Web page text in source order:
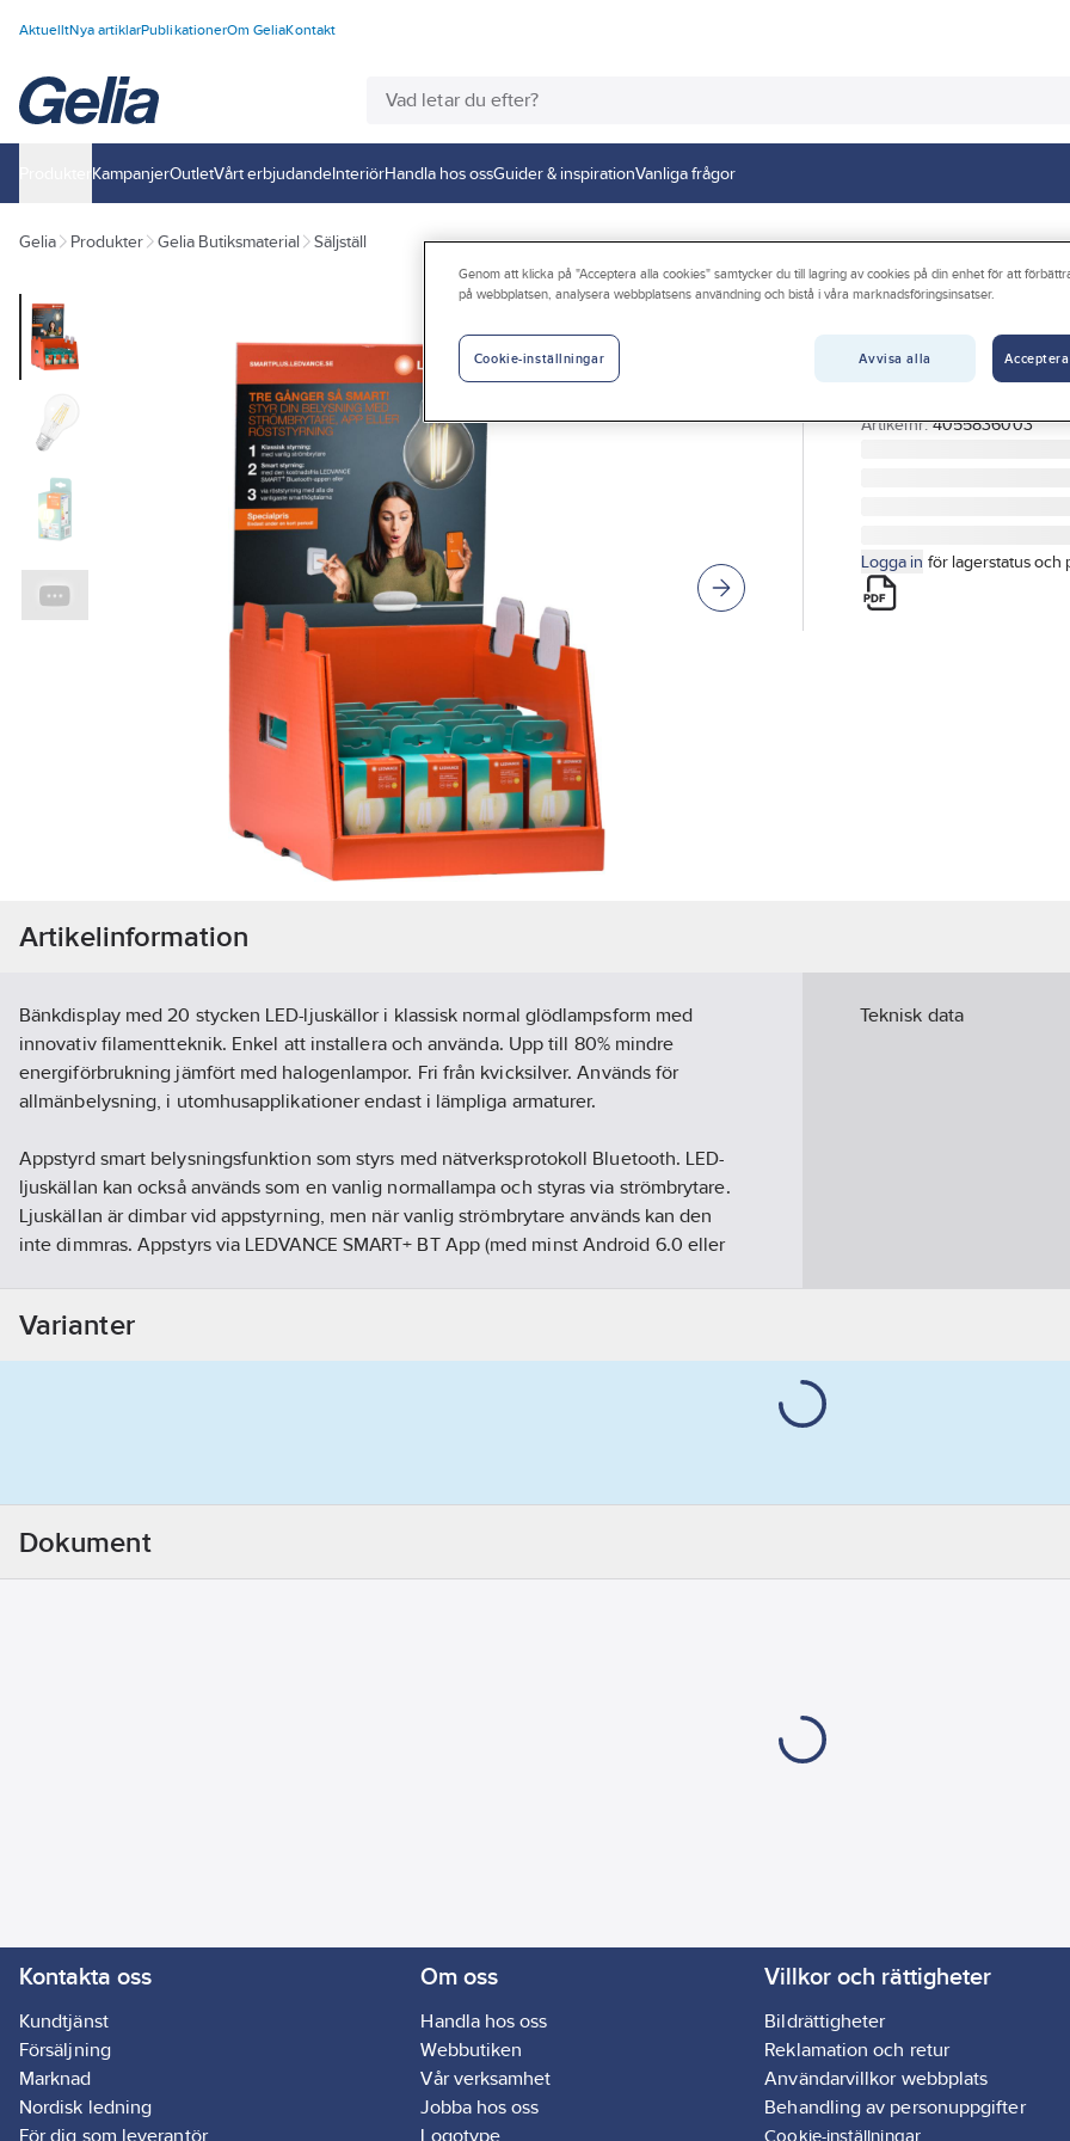
AktuelltNya artiklarPublikationerOm GeliaKontakt
KampanjerOutletVårt erbjudandeInteriörHandla hos ossGuider & inspirationVanliga frågor
Gelia Produkter Gelia Butiksmaterial Säljställ
LEDVANCE
Bänkdisplay,
Dimmable,
Artikelnr: 4055836003
Logga in för lagerstatus och
Artikelinformation
Bänkdisplay med 20 stycken LED-ljuskällor i klassisk normal glödlampsform med
innovativ filamentteknik. Enkel att installera och använda. Upp till 80% mindre
energiförbrukning jämfört med halogenlampor. Fri från kvicksilver. Används för
allmänbelysning, i utomhusapplikationer endast i lämpliga armaturer.
Appstyrd smart belysningsfunktion som styrs med nätverksprotokoll Bluetooth. LED-
ljuskällan kan också används som en vanlig normallampa och styras via strömbrytare.
Ljuskällan är dimbar vid appstyrning, men när vanlig strömbrytare används kan den
inte dimmras. Appstyrs via LEDVANCE SMART+ BT App (med minst Android 6.0 eller
Använd stället vid kassan för att skapa merförsäljning, eller placera det på lämplig
plats i butiken. Flera displayer kan ställas ovanpå varandra. Stället levereras inklusive
Teknisk data
Varianter
Dokument
Kontakta oss
Kundtjänst
Försäljning
Marknad
Nordisk ledning
För dig som leverantör
Om oss
Handla hos oss
Webbutiken
Vår verksamhet
Jobba hos oss
Logotype
Villkor och rättigheter
Bildrättigheter
Reklamation och retur
Användarvillkor webbplats
Behandling av personuppgifter
Cookie-inställningar
Genom att klicka på "Acceptera alla cookies" samtycker du till lagring av cookies på din enhet för att
på webbplatsen, analysera webbplatsens användning och bistå i våra marknadsföringsinsatser.
Avvisa alla
Cookie-inställningar